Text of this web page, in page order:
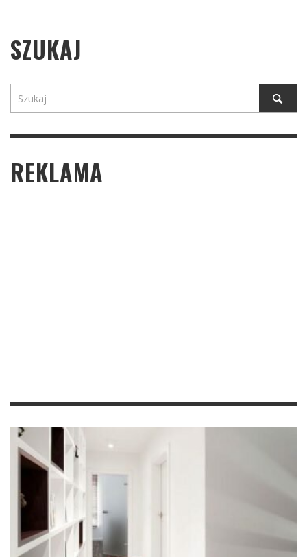
SZUKAJ
REKLAMA